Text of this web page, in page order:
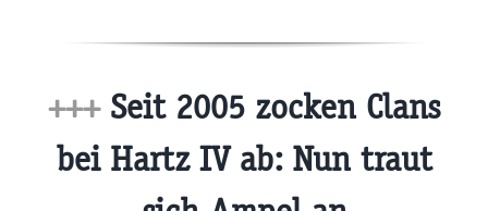
+++Seit 2005 zocken Clans
bei Hartz IV ab: Nun traut